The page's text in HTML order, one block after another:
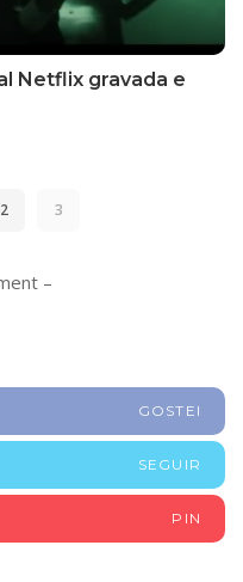
Netflix gravada e
2 3
–
GOSTEI
SEGUIR
PIN